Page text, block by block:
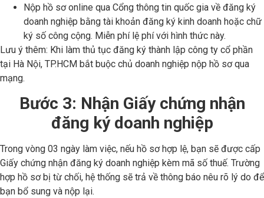
Nộp hồ sơ online qua Cổng thông tin quốc gia về đăng ký
doanh nghiệp bằng tài khoản đăng ký kinh doanh hoặc chữ
ký số công cộng. Miễn phí lệ phí với hình thức này.
Lưu ý thêm: Khi làm thủ tục đăng ký thành lập công ty cổ phần
tại Hà Nội, TP.HCM bắt buộc chủ doanh nghiệp nộp hồ sơ qua
mạng.
Bước 3: Nhận Giấy chứng nhận
đăng ký doanh nghiệp
Trong vòng 03 ngày làm việc, nếu hồ sơ hợp lệ, bạn sẽ được cấp
Giấy chứng nhận đăng ký doanh nghiệp kèm mã số thuế. Trường
hợp hồ sơ bị từ chối, hệ thống sẽ trả về thông báo nêu rõ lý do để
bạn bổ sung và nộp lại.